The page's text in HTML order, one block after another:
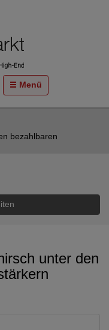
Menü
bezahlbaren
unter den